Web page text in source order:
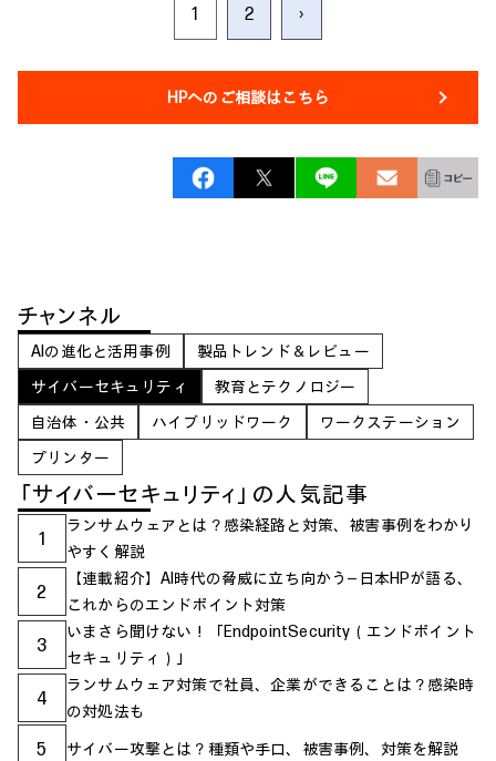
1 2 ›
HPへのご相談はこちら
チャンネル
AIの進化と活用事例
製品トレンド＆レビュー
サイバーセキュリティ
教育とテクノロジー
自治体・公共
ハイブリッドワーク
ワークステーション
プリンター
「サイバーセキュリティ」の人気記事
1
ランサムウェアとは？感染経路と対策、被害事例をわかり
やすく解説
2
【連載紹介】AI時代の脅威に立ち向かう―日本HPが語る、
これからのエンドポイント対策
3
いまさら聞けない！「EndpointSecurity（エンドポイント
セキュリティ）」
4
ランサムウェア対策で社員、企業ができることは？感染時
の対処法も
5 サイバー攻撃とは？種類や手口、被害事例、対策を解説